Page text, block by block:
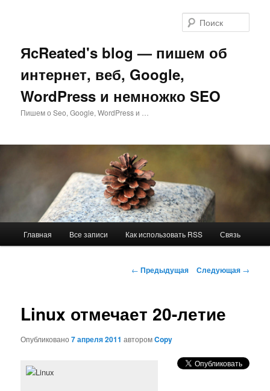
ЯcReated's blog — пишем об
интернет, веб, Google,
WordPress и немножко SEO
Пишем о Seo, Google, WordPress и …
Главная Все записи Как использовать RSS Связь
Навигация
← Предыдущая Следующая →
Linux отмечает 20-летие
Опубликовано7 апреля 2011 авторомCopy